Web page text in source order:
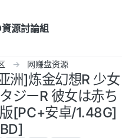
源討論組
网赚盘资源
洲]炼金幻想R 少女
ジーR 彼女は赤ち
[PC+安卓/1.48G]